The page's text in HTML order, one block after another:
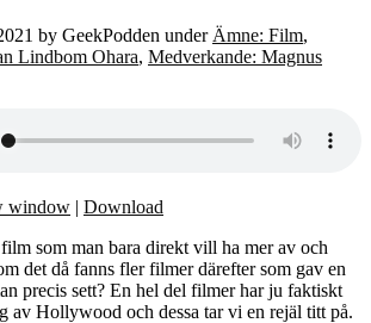
by GeekPodden under Ämne: Film,
Lindbom Ohara, Medverkande: Magnus
window | Download
som man bara direkt vill ha mer av och
det då fanns fler filmer därefter som gav en
precis sett? En hel del filmer har ju faktiskt
av Hollywood och dessa tar vi en rejäl titt på.